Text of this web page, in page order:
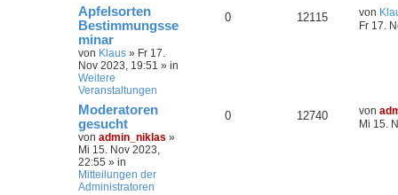
Apfelsorten
Bestimmungsse
minar
von Klaus » Fr 17.
Nov 2023, 19:51 » in
Weitere
Veranstaltungen
0 12115 von
Fr 17.
Moderatoren
gesucht
von admin_niklas »
Mi 15. Nov 2023,
22:55 » in
Mitteilungen der
Administratoren
0 12740 von
Mi 15.